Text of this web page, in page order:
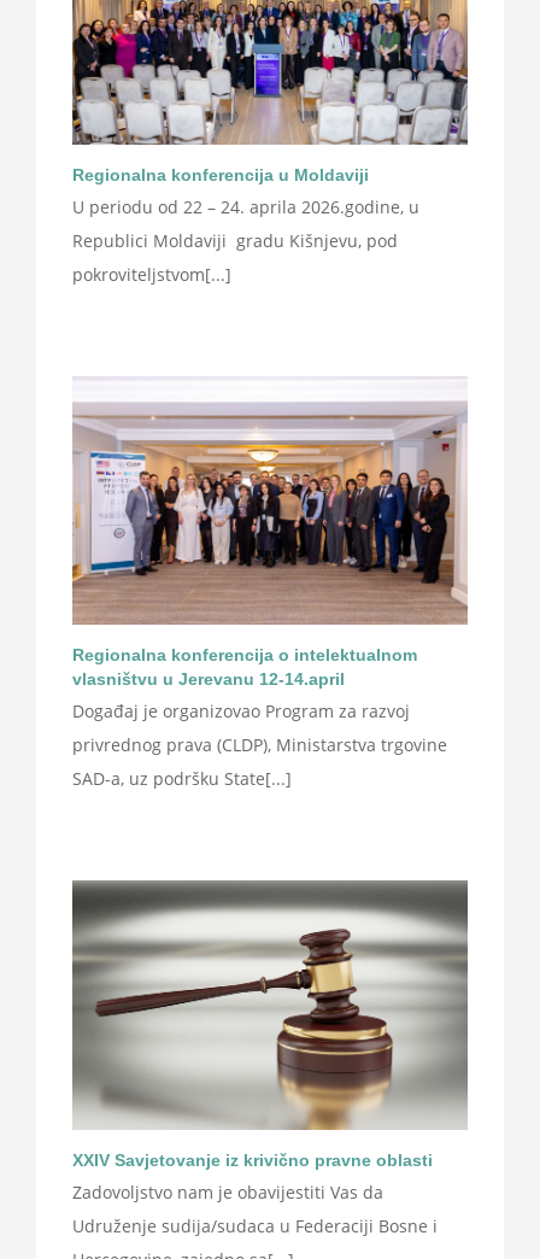
Regionalna konferencija u Moldaviji
U periodu od 22 – 24. aprila 2026.godine, u
Republici Moldaviji gradu Kišnjevu, pod
pokroviteljstvom[...]
Regionalna konferencija o intelektualnom
vlasništvu u Jerevanu 12-14.april
Događaj je organizovao Program za razvoj
privrednog prava (CLDP), Ministarstva trgovine
SAD-a, uz podršku State[...]
XXIV Savjetovanje iz krivično pravne oblasti
Zadovoljstvo nam je obavijestiti Vas da
Udruženje sudija/sudaca u Federaciji Bosne i